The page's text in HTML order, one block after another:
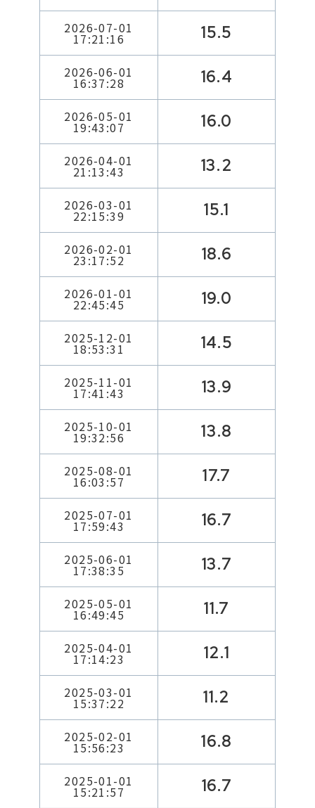
2026-07-01
17:21:16 15.5
2026-06-01
16:37:28 16.4
2026-05-01
19:43:07 16.0
2026-04-01
21:13:43 13.2
2026-03-01
22:15:39 15.1
2026-02-01
23:17:52 18.6
2026-01-01
22:45:45 19.0
2025-12-01
18:53:31 14.5
2025-11-01
17:41:43 13.9
2025-10-01
19:32:56 13.8
2025-08-01
16:03:57 17.7
2025-07-01
17:59:43 16.7
2025-06-01
17:38:35 13.7
2025-05-01
16:49:45 11.7
2025-04-01
17:14:23 12.1
2025-03-01
15:37:22 11.2
2025-02-01
15:56:23 16.8
2025-01-01
15:21:57 16.7